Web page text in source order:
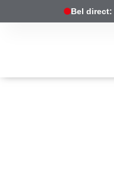
Bel direct: